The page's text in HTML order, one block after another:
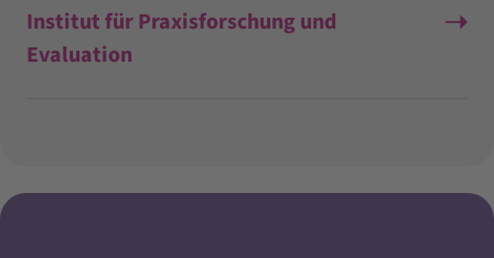
Institut für Praxisforschung und
Evaluation